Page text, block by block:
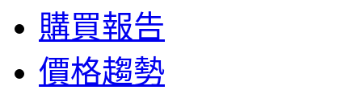
購買報告
價格趨勢